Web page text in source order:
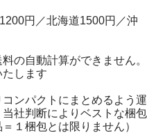
円／北海道1500円／沖
の自動計算ができません。
します
ンパクトにまとめるよう運
社判断によりベストな梱包
１梱包とは限りません）